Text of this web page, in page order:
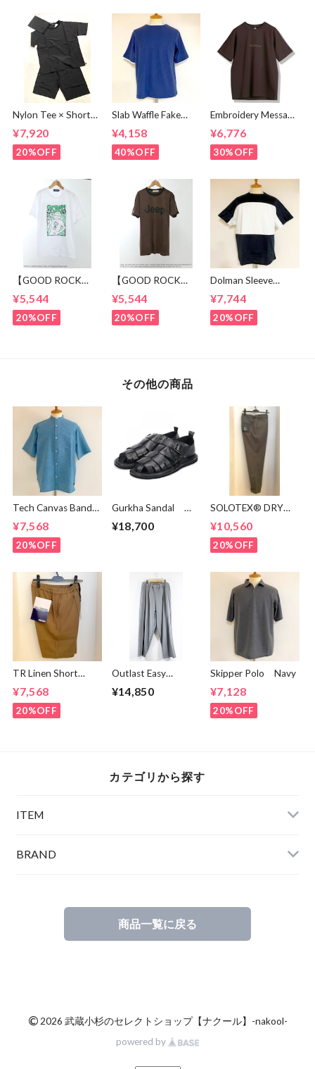
Nylon Tee × Shorts
¥7,920
20%OFF
Slab Waffle Fake
Cut & Sewn Navy
¥4,158
40%OFF
Embroidery Message
shirts Brown
¥6,776
30%OFF
【GOOD ROCK
DAY “Kerplunk!”
Front & Back
Graphic T-Shirt
¥5,544
20%OFF
【GOOD ROCK
Classic Logo Graphic
Ringer T-Shirt
Brown
¥5,544
20%OFF
Dolman Sleeve
Sewn Black /
White
¥7,744
20%OFF
その他の商品
Tech Canvas Band
Mint
¥7,568
20%OFF
Gurkha Sandal
¥18,700
SOLOTEX® DRY
Olive
¥10,560
20%OFF
TR Linen Short
Pants Light Brown
¥7,568
20%OFF
Outlast Easy
Pants Gray
¥14,850
Skipper Polo Navy
¥7,128
20%OFF
カテゴリから探す
ITEM
BRAND
商品一覧に戻る
©2026 武蔵小杉のセレクトショップ【ナクール】-nakool-
powered by